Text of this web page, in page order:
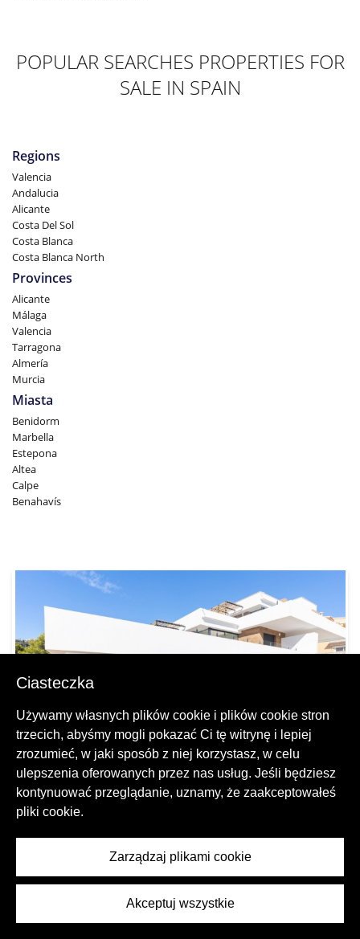
POPULAR SEARCHES PROPERTIES FOR
SALE IN SPAIN
Regions
Valencia
Andalucia
Alicante
Costa Del Sol
Costa Blanca
Costa Blanca North
Provinces
Alicante
Málaga
Valencia
Tarragona
Almería
Murcia
Miasta
Benidorm
Marbella
Estepona
Altea
Calpe
Benahavís
Benitachell, Cumbre del Sol
Ciasteczka
Używamy własnych plików cookie i plików cookie stron
trzecich, abyśmy mogli pokazać Ci tę witrynę i lepiej
zrozumieć, w jaki sposób z niej korzystasz, w celu
ulepszenia oferowanych przez nas usług. Jeśli będziesz
kontynuować przeglądanie, uznamy, że zaakceptowałeś
pliki cookie.
Zarządzaj plikami cookie
Akceptuj wszystkie